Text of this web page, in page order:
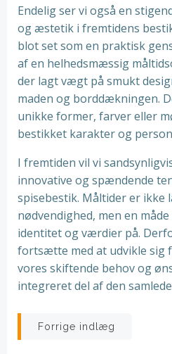
Endelig ser vi også en
og æstetik i fremtidens
blot set som en praktisk
af en helhedsmæssig
der lagt vægt på smukt
maden og borddækningen.
unikke former, farver eller
bestikket karakter og
I fremtiden vil vi
innovative og spændende
spisebestik. Måltider er ikke
nødvendighed, men en
identitet og værdier på.
fortsætte med at udvikle sig
vores skiftende behov og
integreret del af den
Forrige indlæg